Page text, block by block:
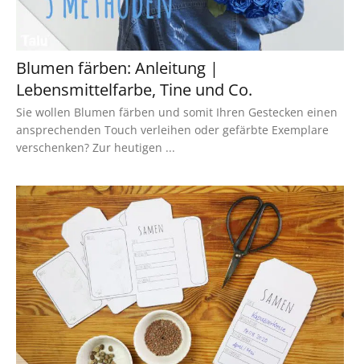
Blumen färben: Anleitung |
Lebensmittelfarbe, Tine und Co.
Sie wollen Blumen färben und somit Ihren Gestecken einen
ansprechenden Touch verleihen oder gefärbte Exemplare
verschenken? Zur heutigen ...